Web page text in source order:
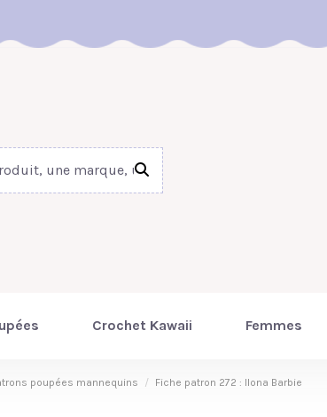
Crochet Kawaii Femmes
poupées mannequins Fiche patron 272 : Ilona Barbie